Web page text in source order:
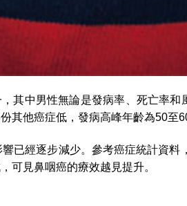
其中男性無論是發病率、死亡率和
其他癌症低，發病高峰年齡為50至
已經逐步減少。參考癌症統計資料
可見鼻咽癌的療效越見提升。